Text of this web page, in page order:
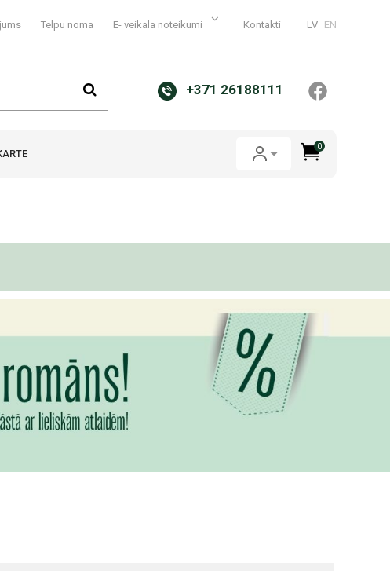
Telpu noma E- veikala noteikumi Kontakti LV EN
+371 26188111
0